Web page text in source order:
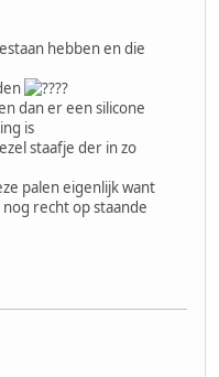
hebben en die
?
dan er een silicone
is
staafje der in zo
palen eigenlijk want
recht op staande